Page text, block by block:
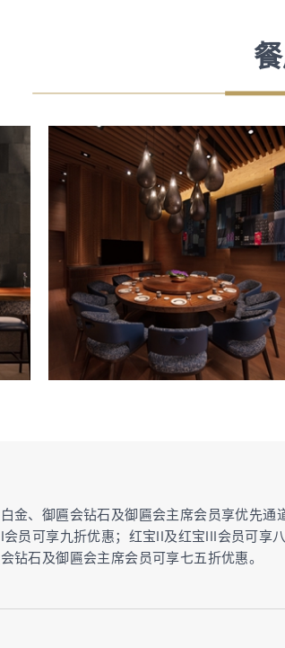
金、御匾会钻石及御匾会主席会员享优先通
员可享九折优惠；红宝II及红宝III会员可享
钻石及御匾会主席会员可享七五折优惠。